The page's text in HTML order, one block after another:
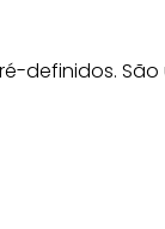
definidos.